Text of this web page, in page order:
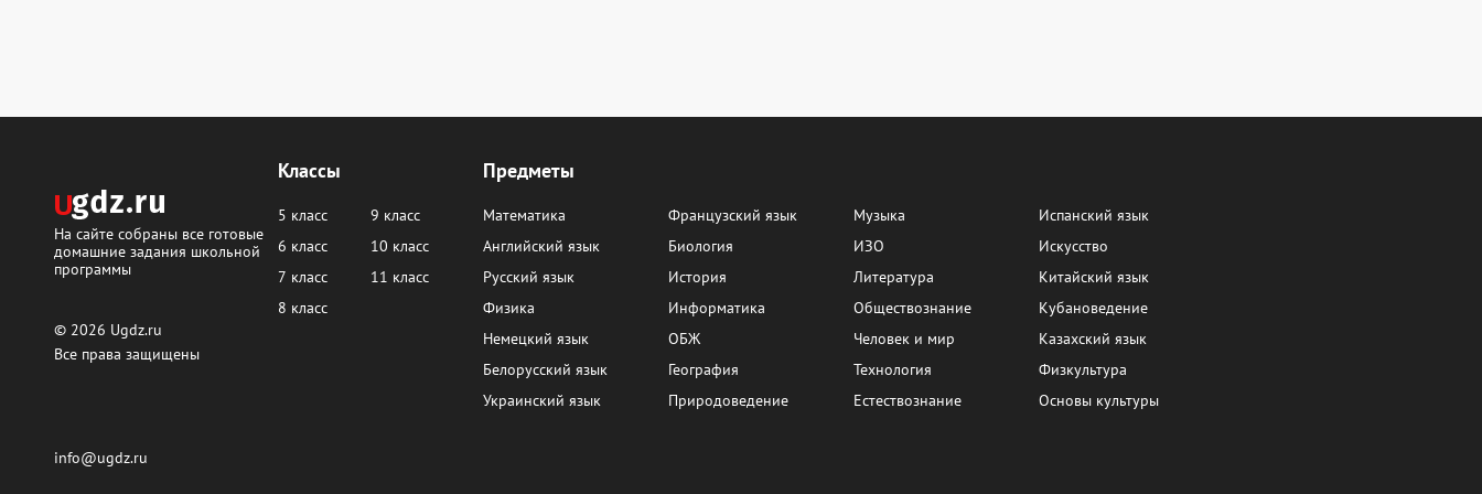
Классы
5 класс
6 класс
7 класс
8 класс
9 класс
10 класс
11 класс
Предметы
Математика
Английский язык
Русский язык
Физика
Немецкий язык
Белорусский язык
Украинский язык
Французский язык
Биология
История
Информатика
ОБЖ
География
Природоведение
Музыка
ИЗО
Литература
Обществознание
Человек и мир
Технология
Естествознание
Испанский язык
Искусство
Китайский язык
Кубановедение
Казахский язык
Физкультура
Основы культуры
На сайте собраны все готовые
домашние задания школьной
программы
© 2026 Ugdz.ru
Все права защищены
info@ugdz.ru